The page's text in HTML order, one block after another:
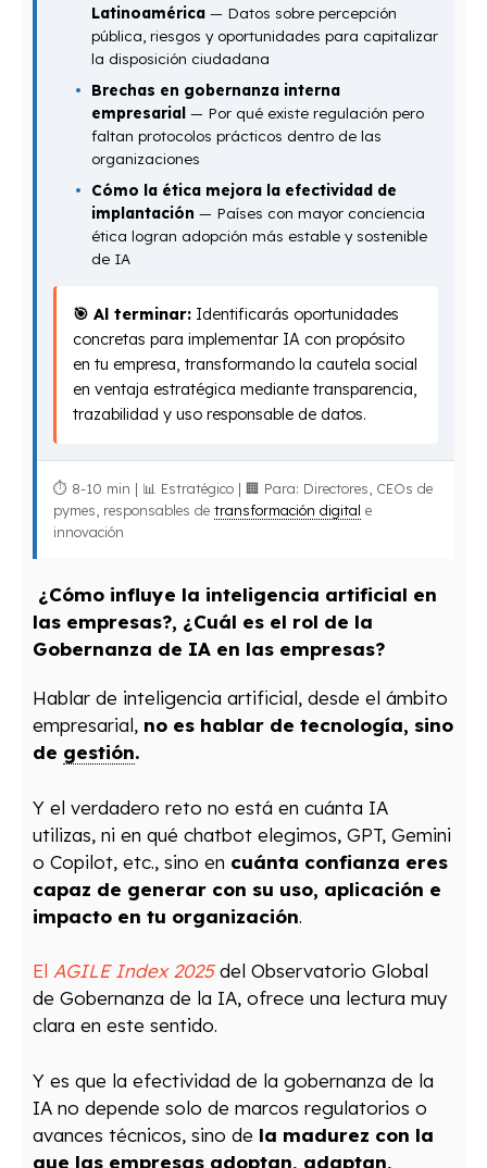
Latinoamérica — Datos sobre percepción
pública, riesgos y oportunidades para capitalizar
la disposición ciudadana
Brechas en gobernanza interna
empresarial — Por qué existe regulación pero
faltan protocolos prácticos dentro de las
organizaciones
Cómo la ética mejora la efectividad de
implantación — Países con mayor conciencia
ética logran adopción más estable y sostenible
de IA
🎯 Al terminar: Identificarás oportunidades
concretas para implementar IA con propósito
en tu empresa, transformando la cautela social
en ventaja estratégica mediante transparencia,
trazabilidad y uso responsable de datos.
⏱️ 8-10 min | 📊 Estratégico | 🏢 Para: Directores, CEOs de
pymes, responsables de transformación digital e
innovación
¿Cómo influye la inteligencia artificial en
las empresas?, ¿Cuál es el rol de la
Gobernanza de IA en las empresas?
Hablar de inteligencia artificial, desde el ámbito
empresarial, no es hablar de tecnología, sino
de gestión.
Y el verdadero reto no está en cuánta IA
utilizas, ni en qué chatbot elegimos, GPT, Gemini
o Copilot, etc., sino en cuánta confianza eres
capaz de generar con su uso, aplicación e
impacto en tu organización.
El AGILE Index 2025del Observatorio Global
de Gobernanza de la IA, ofrece una lectura muy
clara en este sentido.
Y es que la efectividad de la gobernanza de la
IA no depende solo de marcos regulatorios o
avances técnicos, sino de la madurez con la
que las empresas adoptan, adaptan,